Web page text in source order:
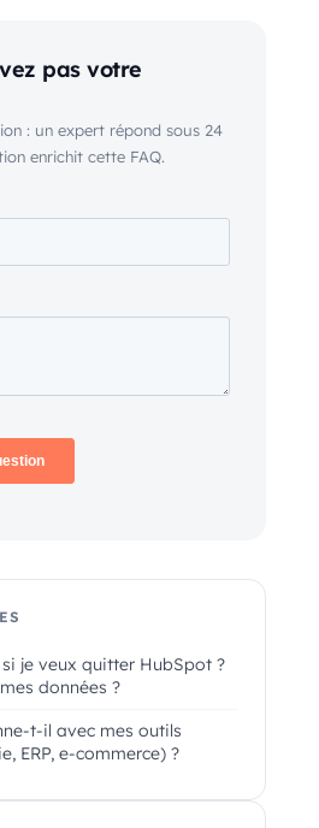
pas votre
: un expert répond sous 24
enrichit cette FAQ.
je veux quitter HubSpot ?
données ?
t-il avec mes outils
ERP, e-commerce) ?